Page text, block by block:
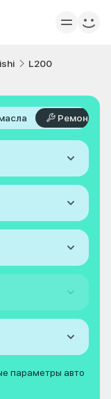
L200
Ремонт
параметры авто